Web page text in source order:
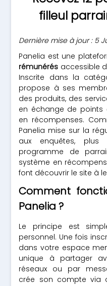
filleul
Dernière mise à jour : 5
Panelia est une
rémunérés accessible
Inscrite dans la
propose à ses
des produits, des
en échange de points
en récompenses.
Panelia mise sur la
aux enquêtes,
programme de
système en
font découvrir le site à
Comment
Panelia ?
Le principe est
personnel. Une fois
dans votre espace
unique à partager
réseaux ou par
crée son compte via